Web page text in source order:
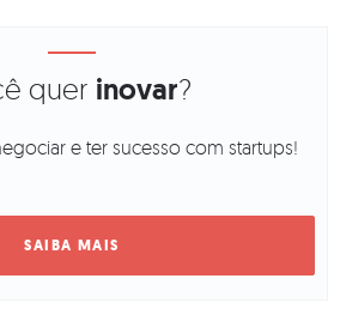
quer inovar?
e ter sucesso com startups!